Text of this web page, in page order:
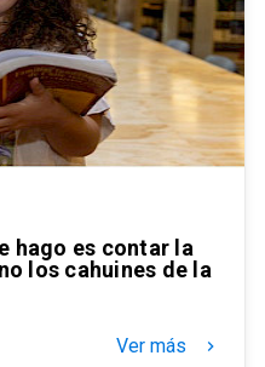
hago es contar la
los cahuines de la
Ver más keyboard_arrow_right